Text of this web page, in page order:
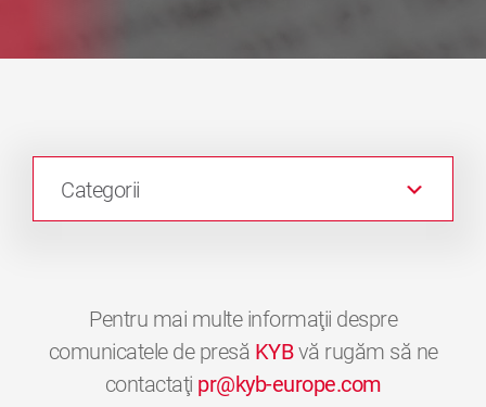
Categorii
Pentru mai multe informaţii despre
comunicatele de presă KYBvă rugăm să ne
contactaţi pr@kyb-europe.com